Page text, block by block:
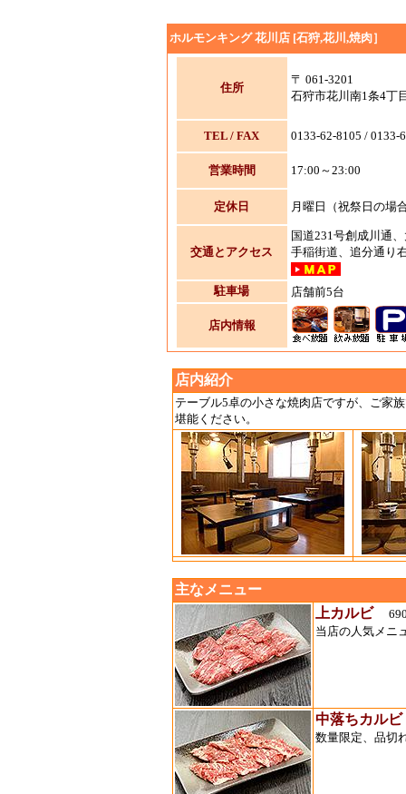
ホルモンキング 花川店 [石狩,花川,焼肉］
住所
〒 061-3201
石狩市花川南1条4丁
TEL / FAX 0133-62-8105 / 0133-
営業時間 17:00～23:00
定休日 月曜日（祝祭日の場
交通とアクセス
国道231号創成川通
手稲街道、追分通り
駐車場 店舗前5台
店内情報
店内紹介
テーブル5卓の小さな焼肉店ですが、ご家
堪能ください。
主なメニュー
上カルビ
当店の人気メニ
中落ちカルビ
数量限定、品切